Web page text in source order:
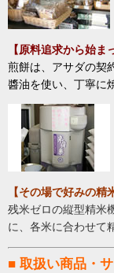
【原料追求から始
煎餅は、アサダの契
醬油を使い、丁寧に
【その場で好みの精
残米ゼロの縦型精米
に、各米に合わせて
■ 取扱い商品・